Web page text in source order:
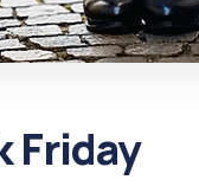
Friday